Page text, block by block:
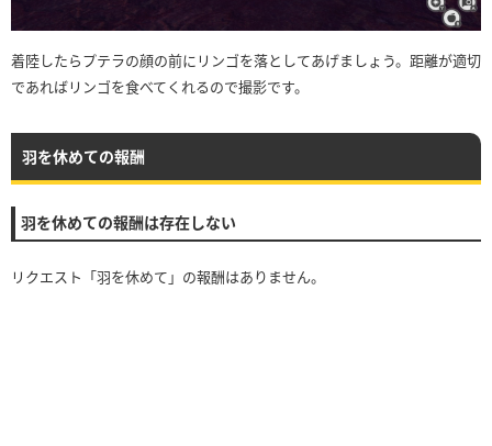
着陸したらプテラの顔の前にリンゴを落としてあげましょう。距離が適切
であればリンゴを食べてくれるので撮影です。
羽を休めての報酬
羽を休めての報酬は存在しない
リクエスト「羽を休めて」の報酬はありません。